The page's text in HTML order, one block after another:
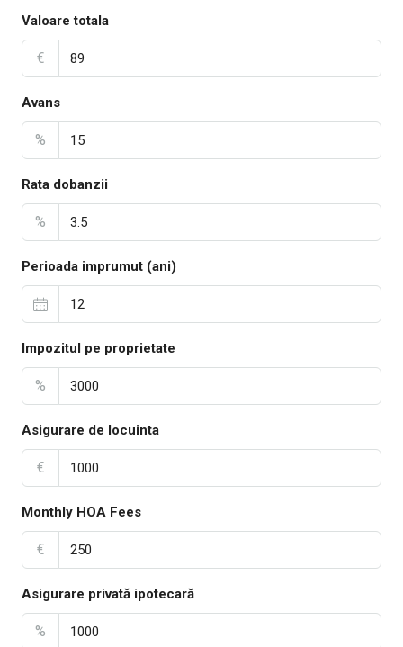
Valoare totala
€
Avans
%
Rata dobanzii
%
Perioada imprumut (ani)
Impozitul pe proprietate
%
Asigurare de locuinta
€
Monthly HOA Fees
€
Asigurare privată ipotecară
%